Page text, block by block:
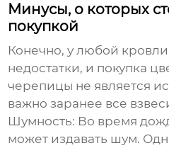
Минусы, о которых
покупкой
Конечно, у любой кровли
недостатки, и покупка
черепицы не является
важно заранее все
Шумность: Во время
может издавать шум.